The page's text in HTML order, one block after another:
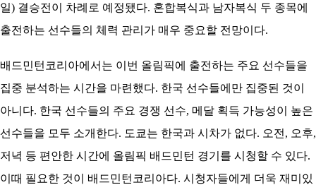
일) 결승전이 차례로 예정됐다. 혼합복식과 남자복식 두 종목에
출전하는 선수들의 체력 관리가 매우 중요할 전망이다.
배드민턴코리아에서는 이번 올림픽에 출전하는 주요 선수들을
집중 분석하는 시간을 마련했다. 한국 선수들에만 집중된 것이
아니다. 한국 선수들의 주요 경쟁 선수, 메달 획득 가능성이 높은
선수들을 모두 소개한다. 도쿄는 한국과 시차가 없다. 오전, 오후,
저녁 등 편안한 시간에 올림픽 배드민턴 경기를 시청할 수 있다.
이때 필요한 것이 배드민턴코리아다. 시청자들에게 더욱 재미있